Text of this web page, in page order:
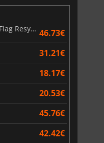
Assassin's Creed Black Flag Resynced 46.73€
31.21€
18.17€
20.53€
45.76€
42.42€